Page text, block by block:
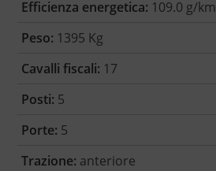
Efficienza energetica: 109.0 g/km
Peso: 1395 Kg
Cavalli fiscali: 17
Posti: 5
Porte: 5
Trazione: anteriore